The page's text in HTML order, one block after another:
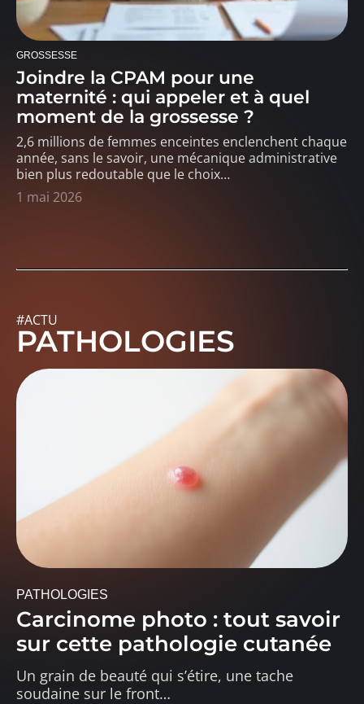
GROSSESSE
Joindre la CPAM pour une
maternité : qui appeler et à quel
moment de la grossesse ?
2,6 millions de femmes enceintes enclenchent chaque
année, sans le savoir, une mécanique administrative
bien plus redoutable que le choix…
1 mai 2026
#ACTU
PATHOLOGIES
PATHOLOGIES
Carcinome photo : tout savoir
sur cette pathologie cutanée
Un grain de beauté qui s’étire, une tache
soudaine sur le front…